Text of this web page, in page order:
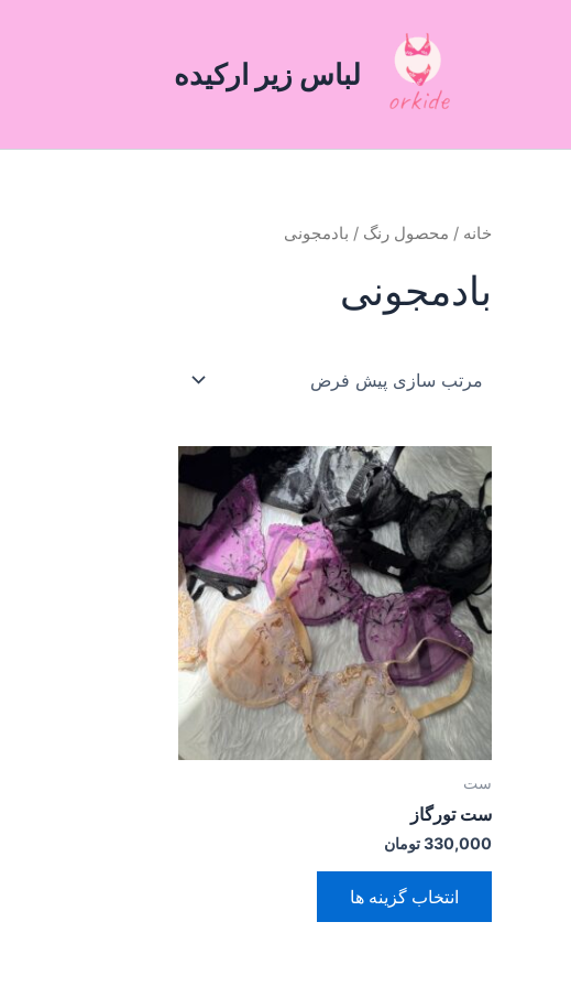
لباس زیر ارکیده
خانه / محصول رنگ / بادمجونی
بادمجونی
ست
ست تورگاز
330,000تومان
انتخاب گزینه ها
این
محصول
دارای
انواع
مختلفی
می
باشد.
گزینه
ها
ممکن
است